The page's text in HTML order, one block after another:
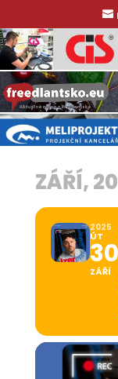
ZÁŘÍ,
2025
ÚT
30
ZÁŘÍ